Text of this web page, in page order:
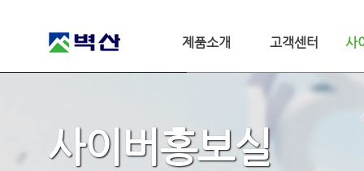
제품소개 고객센터 사
사이버홍보실